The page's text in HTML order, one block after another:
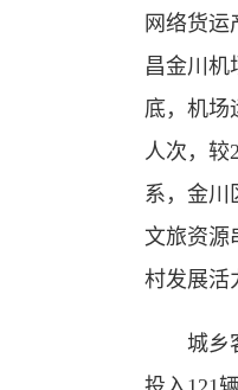
网络货
昌金川机
底，机场
人次，较
系，金川
文旅资源
村发展活
城乡客